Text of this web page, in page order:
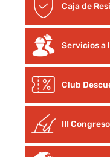
Caja de
Servicios a
Club
III